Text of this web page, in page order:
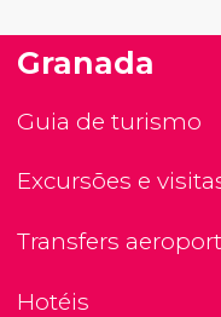
Granada
Guia de turismo
Excursões e
Transfers
Hotéis